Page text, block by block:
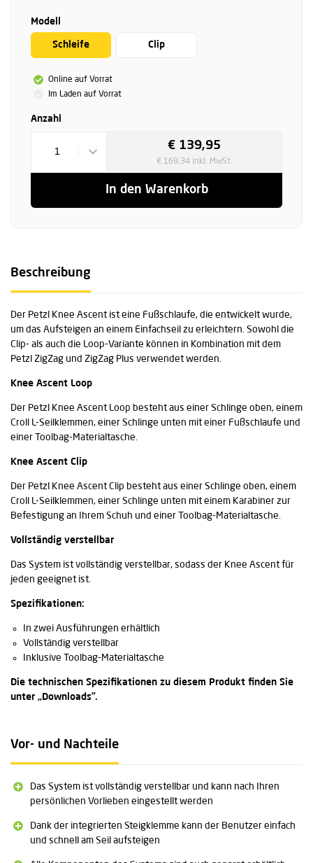
Modell
Schleife Clip
Online auf Vorrat
Im Laden auf Vorrat
Anzahl
1
€ 139,95
€ 169,34 inkl. MwSt.
In den Warenkorb
Beschreibung
Der Petzl Knee Ascent ist eine Fußschlaufe, die entwickelt wurde,
um das Aufsteigen an einem Einfachseil zu erleichtern. Sowohl die
Clip- als auch die Loop-Variante können in Kombination mit dem
Petzl ZigZag und ZigZag Plus verwendet werden.
Knee Ascent Loop
Der Petzl Knee Ascent Loop besteht aus einer Schlinge oben, einem
Croll L-Seilklemmen, einer Schlinge unten mit einer Fußschlaufe und
einer Toolbag-Materialtasche.
Knee Ascent Clip
Der Petzl Knee Ascent Clip besteht aus einer Schlinge oben, einem
Croll L-Seilklemmen, einer Schlinge unten mit einem Karabiner zur
Befestigung an Ihrem Schuh und einer Toolbag-Materialtasche.
Vollständig verstellbar
Das System ist vollständig verstellbar, sodass der Knee Ascent für
jeden geeignet ist.
Spezifikationen:
In zwei Ausführungen erhältlich
Vollständig verstellbar
Inklusive Toolbag-Materialtasche
Die technischen Spezifikationen zu diesem Produkt finden Sie
unter „Downloads”.
Vor- und Nachteile
Das System ist vollständig verstellbar und kann nach Ihren
persönlichen Vorlieben eingestellt werden
Dank der integrierten Steigklemme kann der Benutzer einfach
und schnell am Seil aufsteigen